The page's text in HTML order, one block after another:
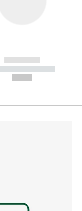
------------
-----------